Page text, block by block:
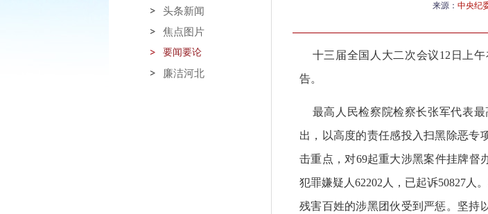
头条新闻
焦点图片
要闻要论
廉洁河北
来源： 中央纪
十三届全国人大二次会议12日上午
告。
最高人民检察院检察长张军代表最
出，以高度的责任感投入扫黑除恶专
击重点，对69起重大涉黑案件挂牌督
犯罪嫌疑人62202人，已起诉50827人
残害百姓的涉黑团伙受到严惩。坚持